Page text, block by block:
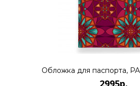
Обложка для паспорта,
2995р.